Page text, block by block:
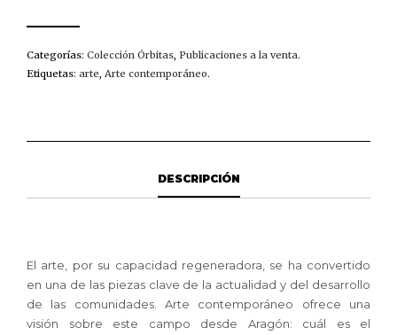
Categorías: Colección Órbitas, Publicaciones a la venta.
Etiquetas: arte, Arte contemporáneo.
DESCRIPCIÓN
El arte, por su capacidad regeneradora, se ha convertido
en una de las piezas clave de la actualidad y del desarrollo
de las comunidades. Arte contemporáneo ofrece una
visión sobre este campo desde Aragón: cuál es el